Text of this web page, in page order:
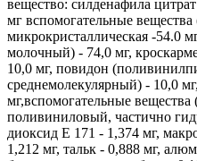
вещество: силденафила
мг вспомогательные
микрокристаллическая -54.0
молочный) - 74,0 мг,
10,0 мг, повидон
среднемолекулярный) - 10,0
мг,вспомогательные
поливиниловый, частично
диоксид Е 171 - 1,374 мг,
1,212 мг, тальк - 0,888 мг,